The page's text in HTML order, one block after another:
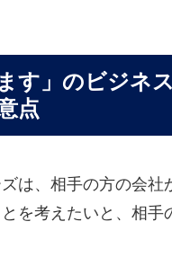
す」のビジネ
点
は、相手の方の会社
を考えたいと、相手